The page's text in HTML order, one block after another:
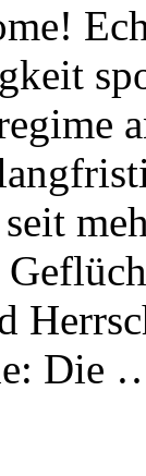
Die